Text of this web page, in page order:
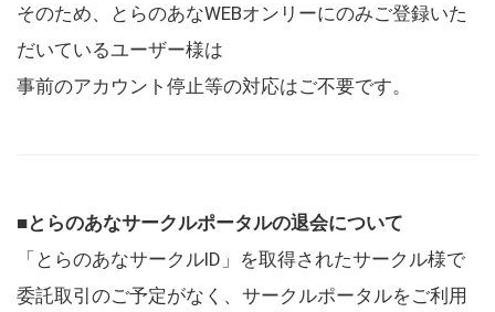
そのため、とらのあなWEBオンリーにのみご登録いた
だいているユーザー様は
事前のアカウント停止等の対応はご不要です。
■とらのあなサークルポータルの退会について
「とらのあなサークルID」を取得されたサークル様で
委託取引のご予定がなく、サークルポータルをご利用